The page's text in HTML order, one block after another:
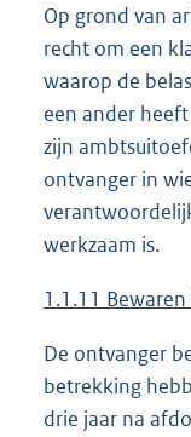
Op grond van
recht om een
waarop de
een ander
zijn
ontvanger in
werkzaam is.
1.1.11
De ontvanger
betrekking
drie jaar na